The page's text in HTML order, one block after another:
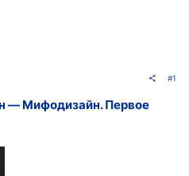
#1
― Мифодизайн. Первое